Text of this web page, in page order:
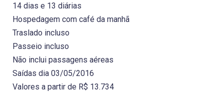
14 dias e 13 diárias
Hospedagem com café da manhã
Traslado incluso
Passeio incluso
Não inclui passagens aéreas
Saídas dia 03/05/2016
Valores a partir de R$ 13.734